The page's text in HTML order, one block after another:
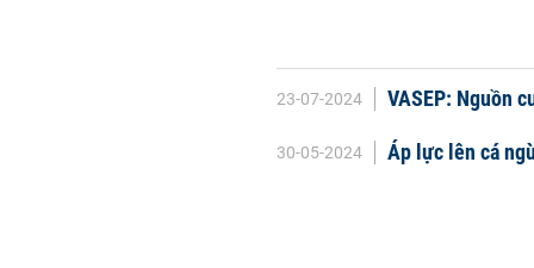
23-07-2024 VASEP: Nguồn
30-05-2024 Áp lực lên cá